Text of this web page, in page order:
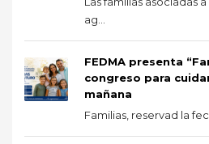
ag...
FEDMA presenta
congreso para
mañana
Familias, reservad la